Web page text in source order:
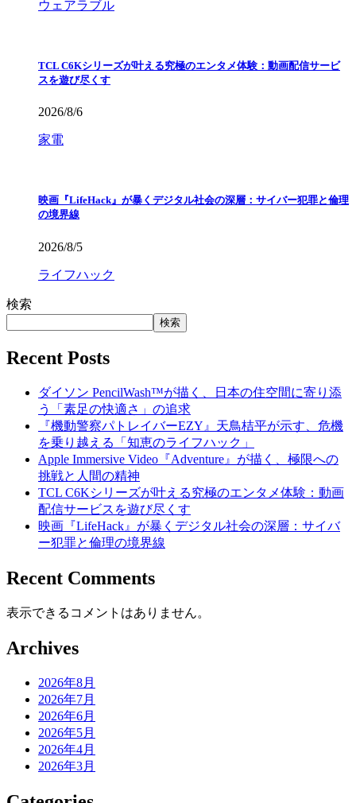
ウェアラブル
TCL C6Kシリーズが叶える究極のエンタメ体験：動画配信サービ
スを遊び尽くす
2026/8/6
家電
映画『LifeHack』が暴くデジタル社会の深層：サイバー犯罪と倫理
の境界線
2026/8/5
ライフハック
検索
検索
Recent Posts
ダイソン PencilWash™が描く、日本の住空間に寄り添
う「素足の快適さ」の追求
『機動警察パトレイバーEZY』天鳥桔平が示す、危機
を乗り越える「知恵のライフハック」
Apple Immersive Video『Adventure』が描く、極限への
挑戦と人間の精神
TCL C6Kシリーズが叶える究極のエンタメ体験：動画
配信サービスを遊び尽くす
映画『LifeHack』が暴くデジタル社会の深層：サイバ
ー犯罪と倫理の境界線
Recent Comments
表示できるコメントはありません。
Archives
2026年8月
2026年7月
2026年6月
2026年5月
2026年4月
2026年3月